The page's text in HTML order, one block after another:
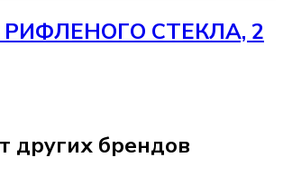
РИФЛЕНОГО СТЕКЛА, 2
других брендов